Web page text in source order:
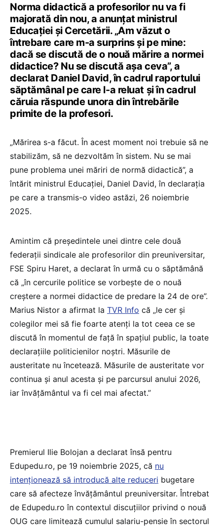
Norma didactică a profesorilor nu va fi
majorată din nou, a anunțat ministrul
Educației și Cercetării. „Am văzut o
întrebare care m-a surprins și pe mine:
dacă se discută de o nouă mărire a normei
didactice? Nu se discută așa ceva”, a
declarat Daniel David, în cadrul raportului
săptămânal pe care l-a reluat și în cadrul
căruia răspunde unora din întrebările
primite de la profesori.
„Mărirea s-a făcut. În acest moment noi trebuie să ne
stabilizăm, să ne dezvoltăm în sistem. Nu se mai
pune problema unei măriri de normă didactică”, a
întărit ministrul Educației, Daniel David, în declarația
pe care a transmis-o video astăzi, 26 noiembrie
2025.
Amintim că președintele unei dintre cele două
federații sindicale ale profesorilor din preuniversitar,
FSE Spiru Haret, a declarat în urmă cu o săptămână
că „în cercurile politice se vorbește de o nouă
creștere a normei didactice de predare la 24 de ore”.
Marius Nistor a afirmat la TVR Info că „le cer și
colegilor mei să fie foarte atenți la tot ceea ce se
discută în momentul de față în spațiul public, la toate
declarațiile politicienilor noștri. Măsurile de
austeritate nu încetează. Măsurile de austeritate vor
continua și anul acesta și pe parcursul anului 2026,
iar învățământul va fi cel mai afectat.”
Premierul Ilie Bolojan a declarat însă pentru
Edupedu.ro, pe 19 noiembrie 2025, că nu
intenționează să introducă alte reduceri bugetare
care să afecteze învățământul preuniversitar. Întrebat
de Edupedu.ro în contextul discuțiilor privind o nouă
OUG care limitează cumulul salariu-pensie în sectorul